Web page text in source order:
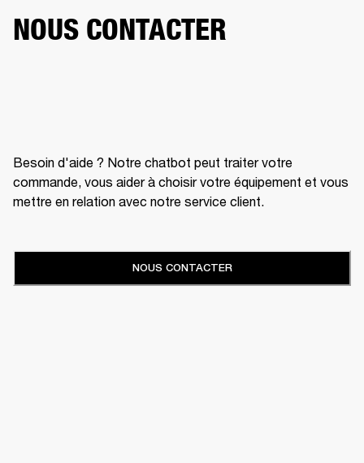
NOUS CONTACTER
Besoin d'aide ? Notre chatbot peut traiter votre
commande, vous aider à choisir votre équipement et vous
mettre en relation avec notre service client.
NOUS CONTACTER